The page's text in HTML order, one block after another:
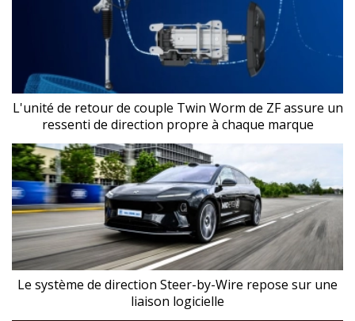
L'unité de retour de couple Twin Worm de ZF assure un
ressenti de direction propre à chaque marque
Le système de direction Steer-by-Wire repose sur une
liaison logicielle